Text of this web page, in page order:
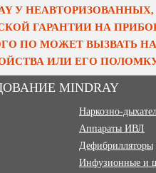
У
ГАРАНТИИ НА
ПО МОЖЕТ ВЫЗВАТЬ
ИЛИ ЕГО
MINDRAY
Наркозно-
Аппараты ИВЛ
Дефибрилляторы
Инфузионные и